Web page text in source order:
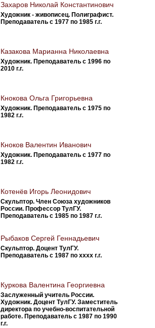
Захаров Николай Константинович
Художник - живописец. Полиграфист.
Преподаватель с 1977 по 1985 г.г.
Казакова Марианна Николаевна
Художник. Преподаватель с 1996 по
2010 г.г.
Кнокова Ольга Григорьевна
Художник. Преподаватель с 1975 по
1982 г.г.
Кноков Валентин Иванович
Художник. Преподаватель с 1977 по
1982 г.г.
Котенёв Игорь Леонидович
Скульптор. Член Союза художников
России. Профессор ТулГУ.
Преподаватель с 1985 по 1987 г.г.
Рыбаков Сергей Геннадьевич
Скульптор. Доцент ТулГУ.
Преподаватель с 1987 по хххх г.г.
Куркова Валентина Георгиевна
Заслуженный учитель России.
Художник. Доцент ТулГУ. Заместитель
директора по учебно-воспитательной
работе. Преподаватель с 1987 по 1990
г.г.